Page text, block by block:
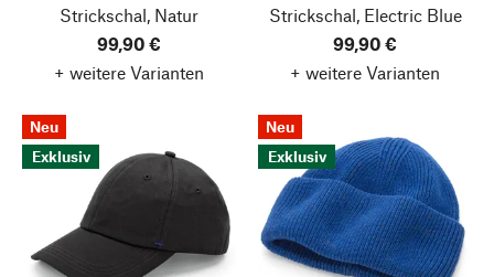
Strickschal, Natur
99,90 €
+ weitere Varianten
Strickschal, Electric Blue
99,90 €
+ weitere Varianten
Neu
Exklusiv
Neu
Exklusiv